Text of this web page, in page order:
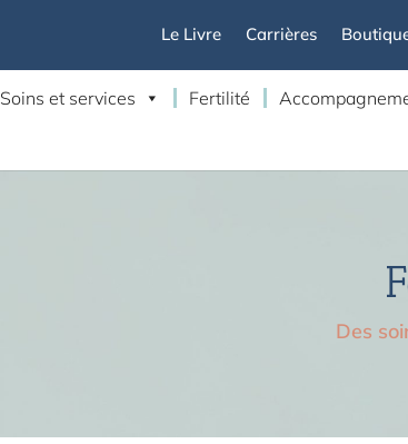
Le Livre Carrières
Soins et services Fertilité
Des